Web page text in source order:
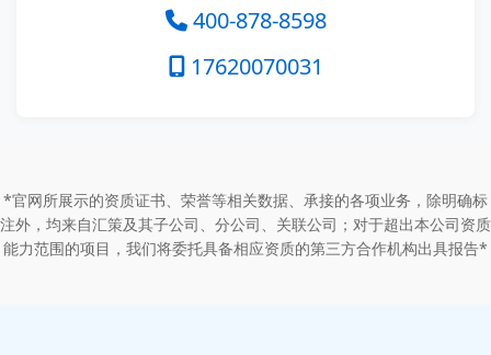
400-878-8598
17620070031
*官网所展示的资质证书、荣誉等相关数据、承接的各项业务，除明确标
注外，均来自汇策及其子公司、分公司、关联公司；对于超出本公司资质
能力范围的项目，我们将委托具备相应资质的第三方合作机构出具报告*